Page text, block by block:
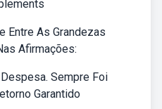
Entre As Grandezas
Afirmações:
Sempre Foi
Garantido